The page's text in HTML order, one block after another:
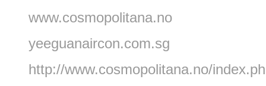
www.cosmopolitana.no
yeeguanaircon.com.sg
http://www.cosmopolitana.no/